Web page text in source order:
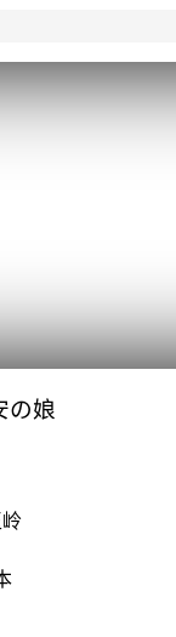
の娘